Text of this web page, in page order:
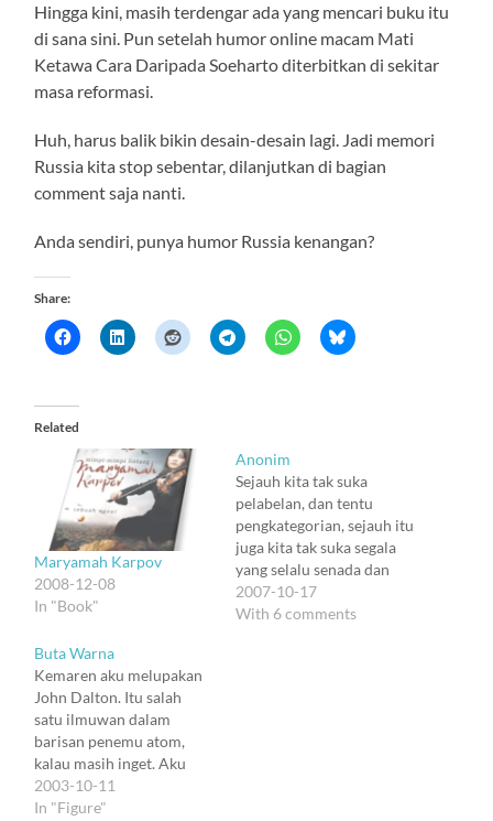
Hingga kini, masih terdengar ada yang mencari buku itu
di sana sini. Pun setelah humor online macam Mati
Ketawa Cara Daripada Soeharto diterbitkan di sekitar
masa reformasi.
Huh, harus balik bikin desain-desain lagi. Jadi memori
Russia kita stop sebentar, dilanjutkan di bagian
comment saja nanti.
Anda sendiri, punya humor Russia kenangan?
Share:
Related
Maryamah Karpov
2008-12-08
In "Book"
Anonim
Sejauh kita tak suka
pelabelan, dan tentu
pengkategorian, sejauh itu
juga kita tak suka segala
yang selalu senada dan
seragam, kan? Sip deh :).
Kalimat macam ini aku
2007-10-17
With 6 comments
Buta Warna
Kemaren aku melupakan
John Dalton. Itu salah
satu ilmuwan dalam
barisan penemu atom,
kalau masih inget. Aku
sendiri udah lupa -- huh.
Orang sering menyebut
2003-10-11
In "Figure"